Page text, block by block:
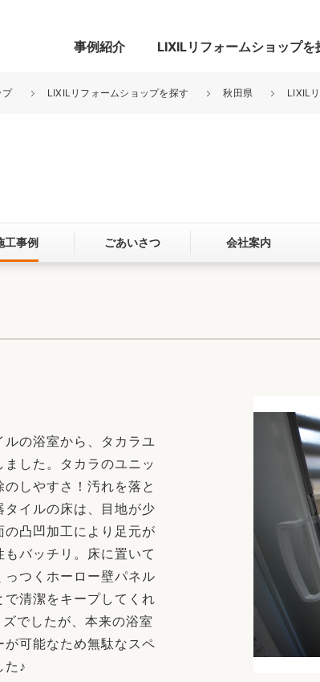
事例紹介
レ 玄関まわり
デンスペース カースペース
3Dシミュレーション
LIXILリフォームショップを
お客さま満足度アンケート
をワン
リフォームお役立ち情報
おすすめ情報
プ LIXILリフォームショップを探す 秋田県 LIXIL
工事例 ごあいさつ 会社案内
の浴室から、タカラユ
した。タカラのユニッ
のしやすさ！汚れを落と
タイルの床は、目地が少
の凸凹加工により足元が
バッチリ。床に置いて
っつくホーロー壁パネル
で清潔をキープしてくれ
でしたが、本来の浴室
が可能なため無駄なスペ
た♪